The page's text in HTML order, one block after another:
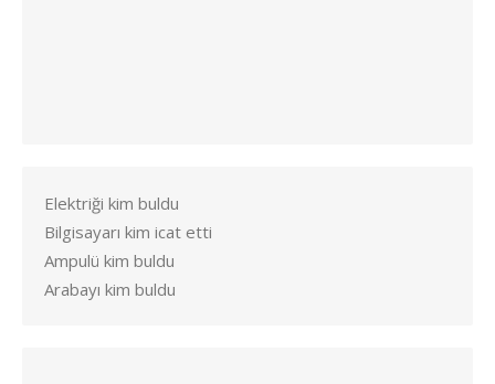
Elektriği kim buldu
Bilgisayarı kim icat etti
Ampulü kim buldu
Arabayı kim buldu